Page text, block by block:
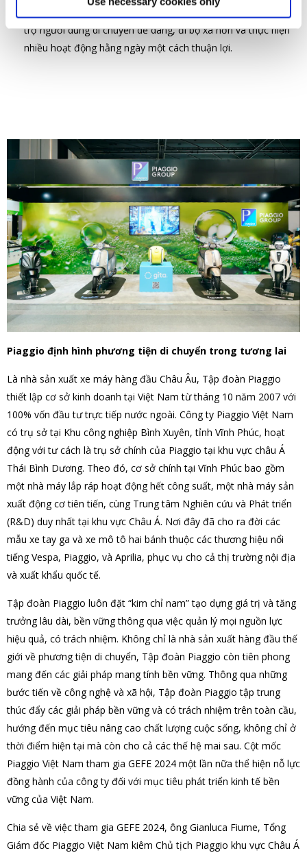
suốt hành trình. Đây là giải pháp công nghệ đột phá giúp hỗ
trợ người dùng di chuyển dễ dàng, đi bộ xa hơn và thực hiện
nhiều hoạt động hằng ngày một cách thuận lợi.
Piaggio định hình phương tiện di chuyển trong tương lai
Là nhà sản xuất xe máy hàng đầu Châu Âu, Tập đoàn Piaggio
thiết lập cơ sở kinh doanh tại Việt Nam từ tháng 10 năm 2007 với
100% vốn đầu tư trực tiếp nước ngoài. Công ty Piaggio Việt Nam
có trụ sở tại Khu công nghiệp Bình Xuyên, tỉnh Vĩnh Phúc, hoạt
động với tư cách là trụ sở chính của Piaggio tại khu vực châu Á
Thái Bình Dương. Theo đó, cơ sở chính tại Vĩnh Phúc bao gồm
một nhà máy lắp ráp hoạt động hết công suất, một nhà máy sản
xuất động cơ tiên tiến, cùng Trung tâm Nghiên cứu và Phát triển
(R&D) duy nhất tại khu vực Châu Á. Nơi đây đã cho ra đời các
mẫu xe tay ga và xe mô tô hai bánh thuộc các thương hiệu nổi
tiếng Vespa, Piaggio, và Aprilia, phục vụ cho cả thị trường nội địa
và xuất khẩu quốc tế.
Tập đoàn Piaggio luôn đặt “kim chỉ nam” tạo dựng giá trị và tăng
trưởng lâu dài, bền vững thông qua việc quản lý mọi nguồn lực
hiệu quả, có trách nhiệm. Không chỉ là nhà sản xuất hàng đầu thế
giới về phương tiện di chuyển, Tập đoàn Piaggio còn tiên phong
mang đến các giải pháp mang tính bền vững. Thông qua những
bước tiến về công nghệ và xã hội, Tập đoàn Piaggio tập trung
thúc đẩy các giải pháp bền vững và có trách nhiệm trên toàn cầu,
hướng đến mục tiêu nâng cao chất lượng cuộc sống, không chỉ ở
thời điểm hiện tại mà còn cho cả các thế hệ mai sau. Cột mốc
Piaggio Việt Nam tham gia GEFE 2024 một lần nữa thể hiện nỗ lực
đồng hành của công ty đối với mục tiêu phát triển kinh tế bền
vững của Việt Nam.
Chia sẻ về việc tham gia GEFE 2024, ông Gianluca Fiume, Tổng
Giám đốc Piaggio Việt Nam kiêm Chủ tịch Piaggio khu vực Châu Á